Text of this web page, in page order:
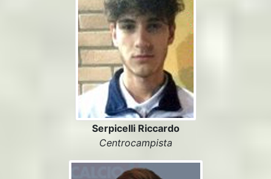
Serpicelli Riccardo
Centrocampista